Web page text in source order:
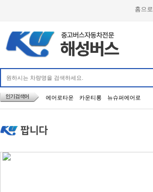
홈으로
에어로타운 카운티롱 뉴슈퍼에어로
팝니다